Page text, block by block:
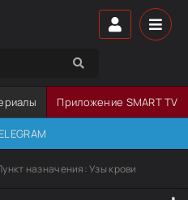
Приложение SMART TV
назначения: Узы крови